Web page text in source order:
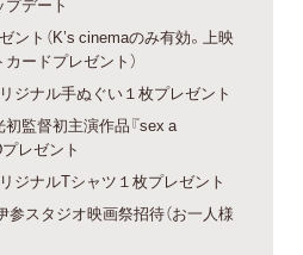
ント（K’s cinemaのみ有効。上映
ードプレゼント）
リジナル手ぬぐい１枚プレゼント
監督初主演作品『sex a
プレゼント
リジナルTシャツ１枚プレゼント
参スタジオ映画祭招待（お一人様